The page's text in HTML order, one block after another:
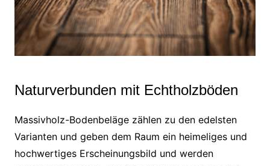
Naturverbunden mit Echtholzböden
Massivholz-Bodenbeläge zählen zu den edelsten
Varianten und geben dem Raum ein heimeliges und
hochwertiges Erscheinungsbild und werden